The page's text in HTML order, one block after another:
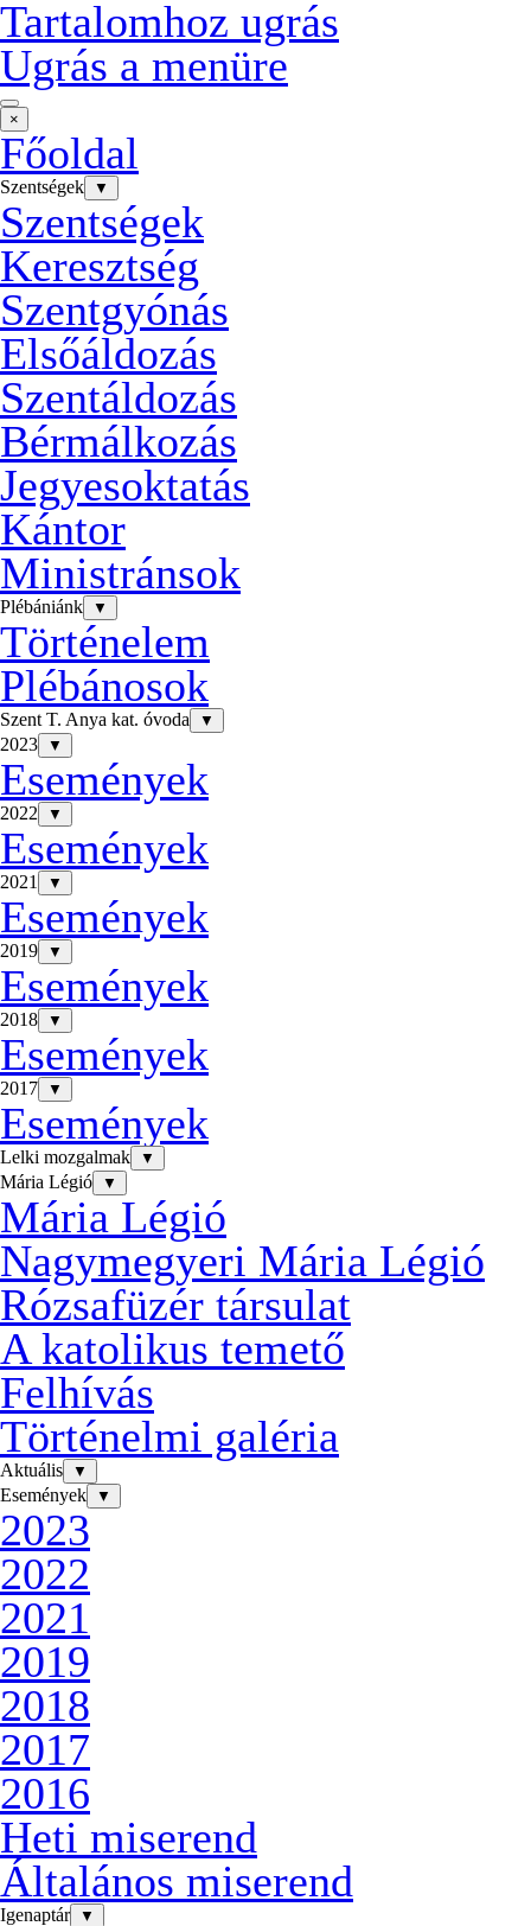
Tartalomhoz ugrás
Ugrás a menüre
×
Főoldal
Szentségek ▼
Szentségek
Keresztség
Szentgyónás
Elsőáldozás
Szentáldozás
Bérmálkozás
Jegyesoktatás
Kántor
Ministránsok
Plébániánk ▼
Történelem
Plébánosok
Szent T. Anya kat. óvoda ▼
2023 ▼
Események
2022 ▼
Események
2021 ▼
Események
2019 ▼
Események
2018 ▼
Események
2017 ▼
Események
Lelki mozgalmak ▼
Mária Légió ▼
Mária Légió
Nagymegyeri Mária Légió
Rózsafüzér társulat
A katolikus temető
Felhívás
Történelmi galéria
Aktuális ▼
Események ▼
2023
2022
2021
2019
2018
2017
2016
Heti miserend
Általános miserend
Igenaptár ▼